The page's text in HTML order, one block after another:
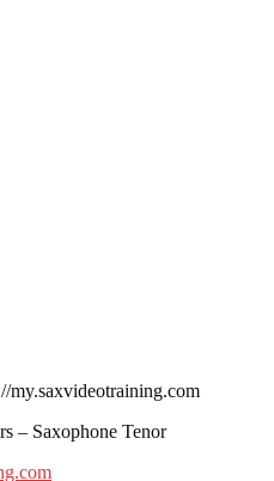
my.saxvideotraining.com
– Saxophone Tenor